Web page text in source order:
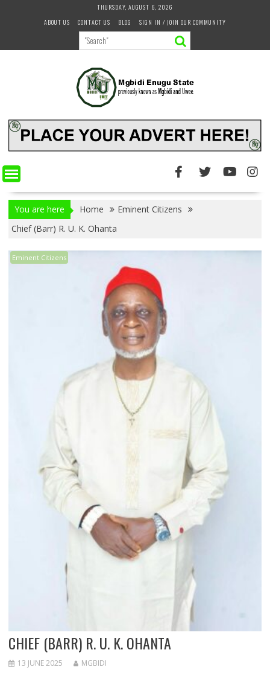
THURSDAY, AUGUST 6, 2026
ABOUT US
CONTACT US BLOG SIGN IN / JOIN OUR COMMUNITY
You are here Home
Eminent Citizens
Chief (Barr) R. U. K. Ohanta
Eminent Citizens
CHIEF (BARR) R. U. K. OHANTA
13 JUNE 2025 MGBIDI